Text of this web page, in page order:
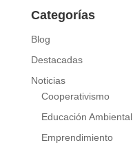
Categorías
Blog
Destacadas
Noticias
Cooperativismo
Educación Ambiental
Emprendimiento